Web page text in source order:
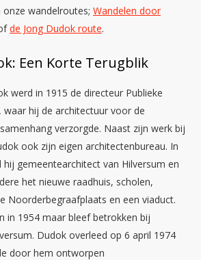
wandelroutes; Wandelen door
de Jong Dudok route.
Een Korte Terugblik
werd in 1915 de directeur Publieke
waar hij de architectuur voor de
verzorgde. Naast zijn werk bij
ook zijn eigen architectenbureau. In
gemeentearchitect van Hilversum en
het nieuwe raadhuis, scholen,
Noorderbegraafplaats en een viaduct.
in 1954 maar bleef betrokken bij
Dudok overleed op 6 april 1974
door hem ontworpen